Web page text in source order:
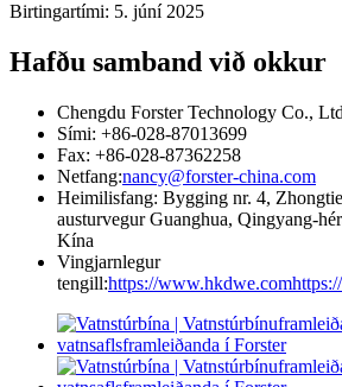
Birtingartími: 5. júní 2025
Hafðu samband við okkur
Chengdu Forster Technology Co.,
Sími: +86-028-87013699
Fax: +86-028-87362258
Netfang:nancy@forster-china.com
Heimilisfang: Bygging nr. 4,
austurvegur Guanghua, Qingyang-
Kína
Vingjarnlegur
tengill:https://www.hkdwe.com